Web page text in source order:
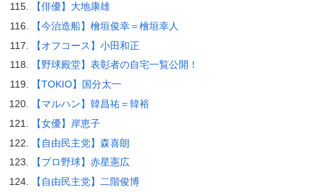
【俳優】大地康雄
【今治造船】檜垣俊幸＝檜垣幸人
【オフコース】小田和正
【野球殿堂】表彰者の自宅一覧公開！
【TOKIO】国分太一
【マルハン】韓昌祐＝韓裕
【女優】岸恵子
【自由民主党】森喜朗
【プロ野球】赤星憲広
【自由民主党】二階俊博